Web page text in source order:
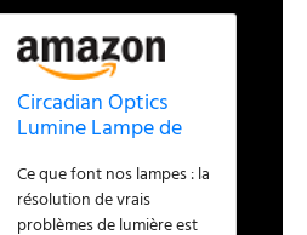
Circadian Optics
Lumine Lampe de
vive | Vu dans Shark
Tank | Luminosité
Ce que font nos lampes : la
résolution de vrais
problèmes de lumière est